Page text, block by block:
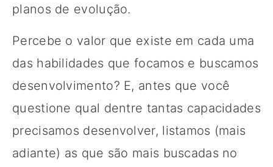
planos de evolução.
Percebe o valor que existe em cada uma
das habilidades que focamos e buscamos
desenvolvimento? E, antes que você
questione qual dentre tantas capacidades
precisamos desenvolver, listamos (mais
adiante) as que são mais buscadas no